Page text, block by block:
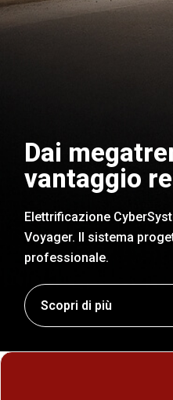
Dai
vantaggio
Elettrificazione
Voyager. Il sistema
professionale.
Scopri di più